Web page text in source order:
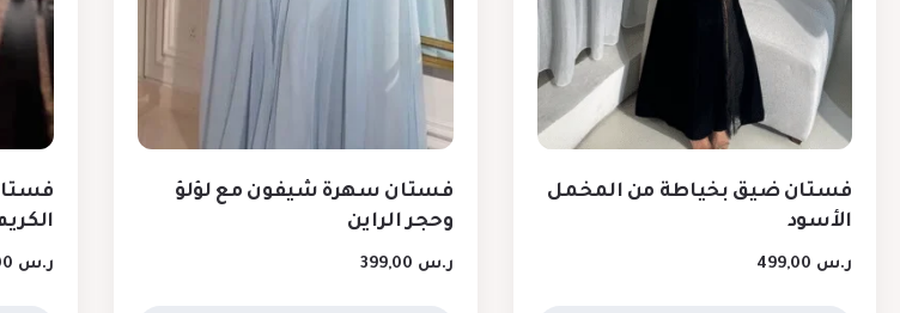
فستان ضيق بخياطة من المخمل
الأسود
ر.س
فستان سهرة شيفون مع لؤلؤ
وحجر الراين
ر.س ر.س